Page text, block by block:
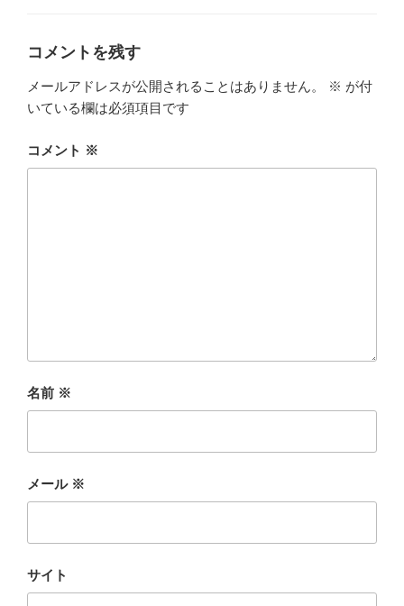
コメントを残す
メールアドレスが公開されることはありません。 ※ が付
いている欄は必須項目です
コメント ※
名前 ※
メール ※
サイト